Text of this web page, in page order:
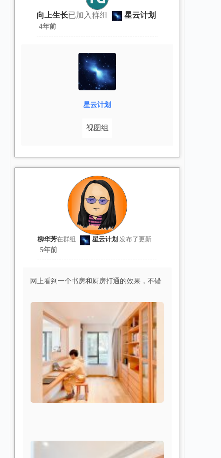
向上生长已加入群组 星云计划
4年前
星云计划
视图组
柳华芳在群组 星云计划 发布了更新
5年前
网上看到一个书房和厨房打通的效果，不错